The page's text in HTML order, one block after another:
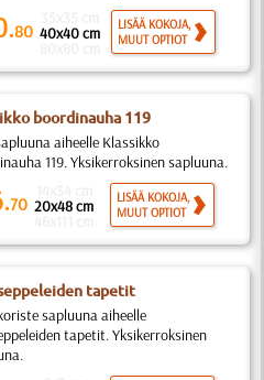
80 40x40 cm
LISÄÄ KOKOJA,
MUUT OPTIOT
boordinauha 119
aiheelle Klassikko
119. Yksikerroksinen sapluuna.
70 20x48 cm
LISÄÄ KOKOJA,
MUUT OPTIOT
tapetit
sapluuna aiheelle
tapetit. Yksikerroksinen